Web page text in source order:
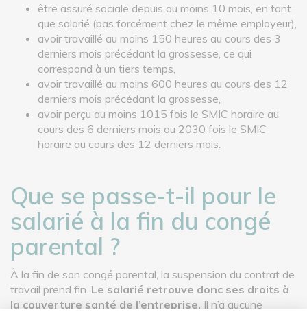
être assuré sociale depuis au moins 10 mois, en tant
que salarié (pas forcément chez le même employeur),
avoir travaillé au moins 150 heures au cours des 3
derniers mois précédant la grossesse, ce qui
correspond à un tiers temps,
avoir travaillé au moins 600 heures au cours des 12
derniers mois précédant la grossesse,
avoir perçu au moins 1015 fois le SMIC horaire au
cours des 6 derniers mois ou 2030 fois le SMIC
horaire au cours des 12 derniers mois.
Que se passe-t-il pour le
salarié à la fin du congé
parental ?
À la fin de son congé parental, la suspension du contrat de
travail prend fin. Le salarié retrouve donc ses droits à
la couverture santé de l’entreprise. Il n’a aucune